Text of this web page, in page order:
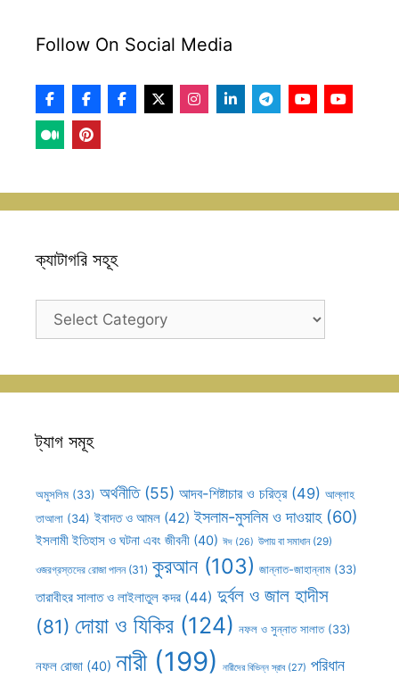
Follow On Social Media
ক্যাটাগরি সহূহ
ক্যাটাগরি
ট্যাগ সমূহ
অমুসলিম (33) অর্থনীতি(55) আদব-শিষ্টাচার ও চরিত্র(49) আল্লাহ
তাআলা (34) ইবাদত ও আমল (42) ইসলাম-মুসলিম ও দাওয়াহ(60)
ইসলামী ইতিহাস ও ঘটনা এবং জীবনী (40) ঈদ (26) উপায় বা সমাধান(29)
ওজরগ্রস্তদের রোজা পালন(31) কুরআন(103) জান্নাত-জাহান্নাম (33)
তারাবীহর সালাত ও লাইলাতুল কদর (44) দুর্বল ও জাল হাদীস
(81) দোয়া ও যিকির (124) নফল ও সুন্নাত সালাত(33)
নফল রোজা (40) নারী(199) নারীদের বিভিন্ন স্রাব(27) পরিধান